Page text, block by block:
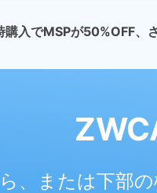
入でMSPが50%OFF、
、または下部